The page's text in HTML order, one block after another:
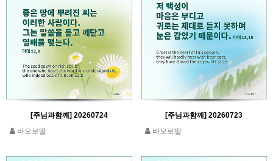
[주님과함께] 20260724
바오로딸
[주님과함께] 20260723
바오로딸